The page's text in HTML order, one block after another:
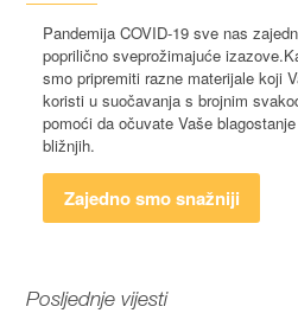
Pandemija COVID-19 sve nas
poprilično sveprožimajuće
smo pripremiti razne materijale koji
koristi u suočavanja s brojnim
pomoći da očuvate Vaše
bližnjih.
Zajedno smo snažniji
Posljednje vijesti